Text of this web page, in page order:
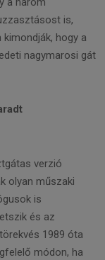
is,
hogy a
nagymarosi gát
verzió
olyan műszaki
is
és az
1989 óta
módon, ha